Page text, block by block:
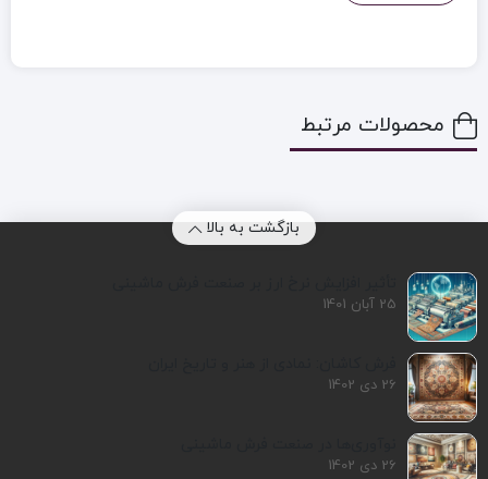
محصولات مرتبط
بازگشت به بالا
25 آبان 1401
26 دی 1402
26 دی 1402